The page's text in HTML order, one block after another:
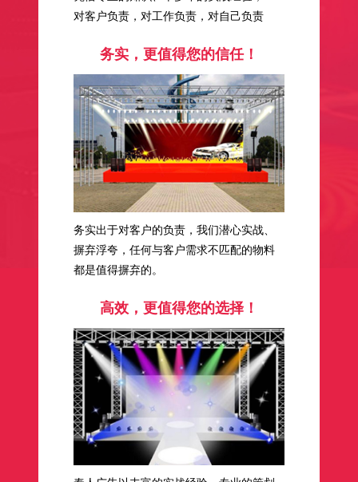
对客户负责，对工作负责，对自己负责
务实，更值得您的信任！
务实出于对客户的负责，我们潜心实战、
摒弃浮夸，任何与客户需求不匹配的物料
都是值得摒弃的。
高效，更值得您的选择！